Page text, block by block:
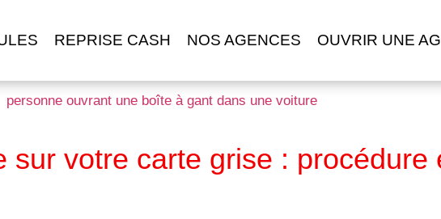
REPRISE CASH NOS AGENCES OUVRIR UNE
sur votre carte grise : procédure